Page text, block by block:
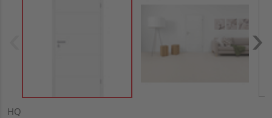
HQ